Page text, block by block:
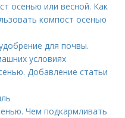
осенью или весной. Как
компост осенью
для почвы.
условиях
Добавление статьи
Чем подкармливать